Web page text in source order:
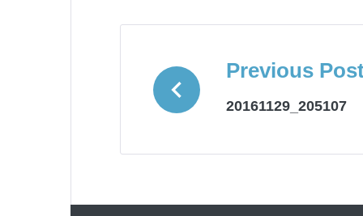
ARTICOLI
Previous
20161129_205107